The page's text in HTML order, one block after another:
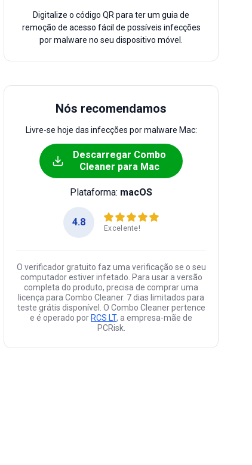
Digitalize o código QR para ter um guia de
remoção de acesso fácil de possíveis infecções
por malware no seu dispositivo móvel.
Nós recomendamos
Livre-se hoje das infecções por malware Mac:
Descarregar Combo
Cleaner para Mac
Plataforma: macOS
4.8
Excelente!
O verificador gratuito faz uma verificação se o seu
computador estiver infetado. Para usar a versão
completa do produto, precisa de comprar uma
licença para Combo Cleaner. 7 dias limitados para
teste grátis disponível. O Combo Cleaner pertence
e é operado por RCS LT, a empresa-mãe de
PCRisk.